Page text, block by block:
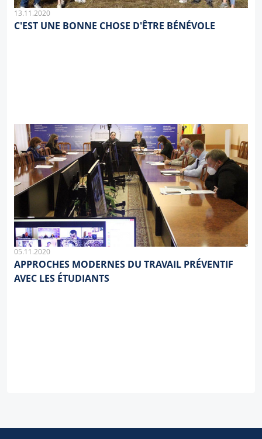
13.11.2020
C'EST UNE BONNE CHOSE D'ÊTRE BÉNÉVOLE
05.11.2020
APPROCHES MODERNES DU TRAVAIL PRÉVENTIF
AVEC LES ÉTUDIANTS